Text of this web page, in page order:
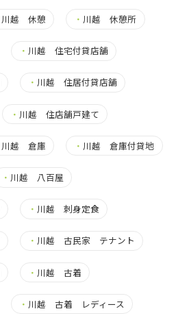
川越 休憩 ・ 川越 休憩所
・ 川越 住宅付貸店舗
・ 川越 住居付貸店舗
・ 川越 住店舗戸建て
川越 倉庫 ・ 川越 倉庫付貸地
・ 川越 八百屋
・ 川越 刺身定食
・ 川越 古民家 テナント
・ 川越 古着
・ 川越 古着 レディース